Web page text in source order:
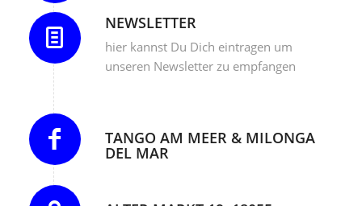
NEWSLETTER
hier kannst Du Dich eintragen um
unseren Newsletter zu empfangen
TANGO AM MEER & MILONGA
DEL MAR